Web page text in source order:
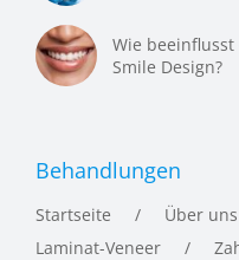
Wie
Smile Design?
Behandlungen
Startseite Über uns
Laminat-Veneer